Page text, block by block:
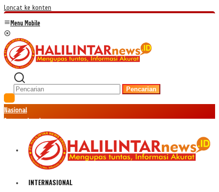
Loncat ke konten
Menu Mobile
Pencarian
Nasional
Internasional
Peristiwa
FenomenaINTERNASIONAL